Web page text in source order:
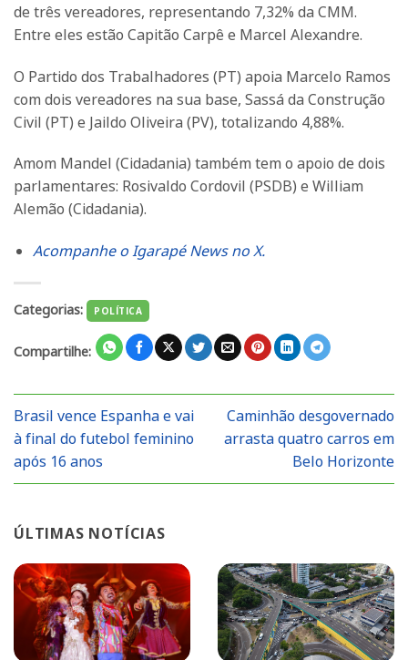
de três vereadores, representando 7,32% da CMM.
Entre eles estão Capitão Carpê e Marcel Alexandre.
O Partido dos Trabalhadores (PT) apoia Marcelo Ramos
com dois vereadores na sua base, Sassá da Construção
Civil (PT) e Jaildo Oliveira (PV), totalizando 4,88%.
Amom Mandel (Cidadania) também tem o apoio de dois
parlamentares: Rosivaldo Cordovil (PSDB) e William
Alemão (Cidadania).
Acompanhe o Igarapé News no X.
Categorias: POLÍTICA
Compartilhe:
Brasil vence Espanha e vai
à final do futebol feminino
após 16 anos
Caminhão desgovernado
arrasta quatro carros em
Belo Horizonte
ÚLTIMAS NOTÍCIAS